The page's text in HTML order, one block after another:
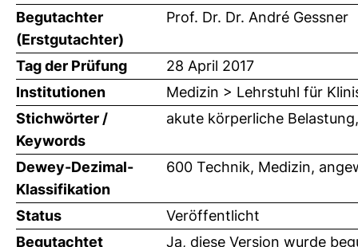
Begutachter
(Erstgutachter)
Prof. Dr. Dr. André Gessner
Tag der Prüfung
28 April 2017
Institutionen
Medizin > Lehrstuhl für
Stichwörter /
Keywords
akute körperliche
Dewey-Dezimal-
Klassifikation
600 Technik, Medizin,
Status
Veröffentlicht
Begutachtet
Ja, diese Version wurde